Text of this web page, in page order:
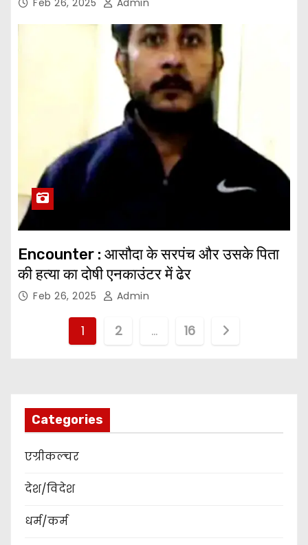
Encounter : आसौदा के सरपंच और उसके पिता
की हत्या का दोषी एनकाउंटर में ढेर
Feb 26, 2025 Admin
t
s
g
1 2 … 16
Categories
एग्रीकल्चर
देश/विदेश
धर्म/कर्म